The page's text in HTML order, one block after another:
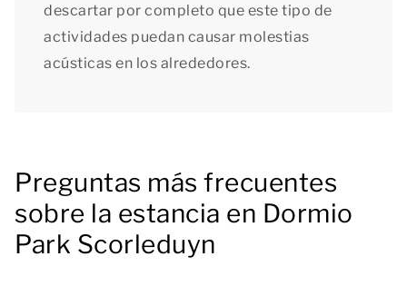
descartar por completo que este tipo de
actividades puedan causar molestias
acústicas en los alrededores.
Preguntas más frecuentes
sobre la estancia en Dormio
Park Scorleduyn